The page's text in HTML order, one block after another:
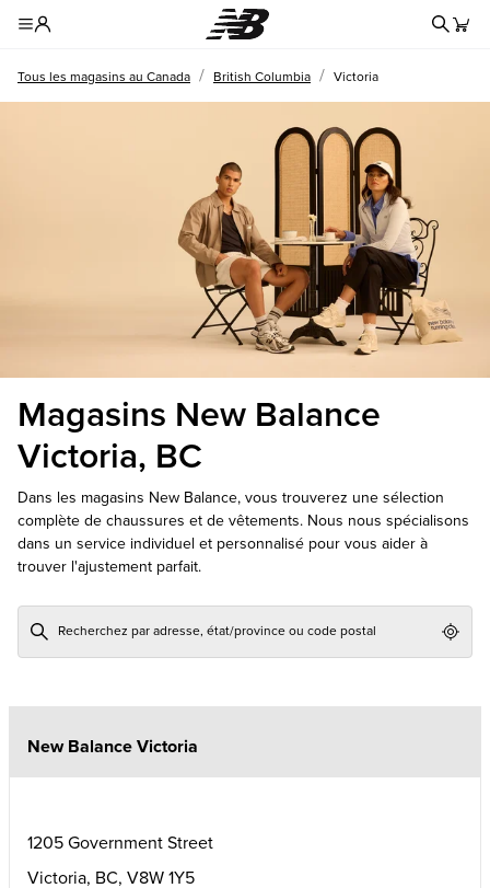
Tous les magasins au Canada / British Columbia / Victoria
Magasins New Balance
Victoria, BC
Dans les magasins New Balance, vous trouverez une sélection
complète de chaussures et de vêtements. Nous nous spécialisons
dans un service individuel et personnalisé pour vous aider à
trouver l'ajustement parfait.
New Balance Victoria
1205 Government Street
Victoria, BC, V8W 1Y5